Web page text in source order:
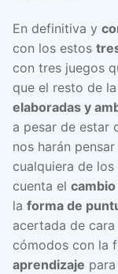
En definitiva y
con los estos
con tres juegos
que el resto de
elaboradas y
a pesar de estar
nos harán
cualquiera de
cuenta el
la forma de
acertada de
cómodos con la
aprendizaje